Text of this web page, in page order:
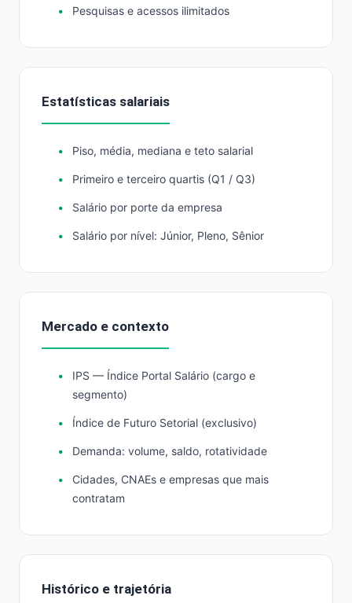
Pesquisas e acessos ilimitados
Estatísticas salariais
Piso, média, mediana e teto salarial
Primeiro e terceiro quartis (Q1 / Q3)
Salário por porte da empresa
Salário por nível: Júnior, Pleno, Sênior
Mercado e contexto
IPS — Índice Portal Salário (cargo e
segmento)
Índice de Futuro Setorial (exclusivo)
Demanda: volume, saldo, rotatividade
Cidades, CNAEs e empresas que mais
contratam
Histórico e trajetória